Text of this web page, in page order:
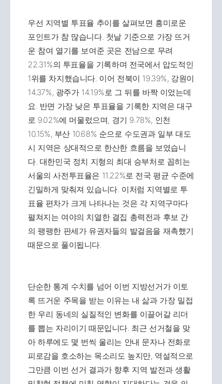
우선 지역별 투표율 추이를 살펴보면 흥미로운
포인트가 참 많습니다. 첫날 기준으로 가장 뜨거
운 참여 열기를 보여준 곳은 전남으로 무려
22.31%의 투표율을 기록하며 전국에서 압도적인
1위를 차지했습니다. 이어 전북이 19.39%, 강원이
14.37%, 광주가 14.19%로 그 뒤를 바짝 이었는데
요. 반면 가장 낮은 투표율을 기록한 지역은 대구
로 9.02%에 머물렀으며, 경기 9.78%, 인천
10.15%, 부산 10.68% 순으로 수도권과 일부 대도
시 지역은 상대적으로 한산한 흐름을 보였습니
다. 대한민국 정치 지형의 최대 승부처로 꼽히는
서울의 사전투표율은 11.22%로 전국 평균 수준에
긴밀하게 맞춰져 있습니다. 이처럼 지역별로 투
표율 편차가 크게 나타나는 것은 각 지역구마다
펼쳐지는 여야의 치열한 결집 총력전과 후보 간
의 팽팽한 판세가 유권자들의 발걸음을 재촉했기
때문으로 풀이됩니다.
단순한 통계 수치를 넘어 이번 지방선거가 이토
록 뜨거운 주목을 받는 이유는 내 삶과 가장 밀접
한 우리 동네의 실질적인 변화를 이끌어갈 리더
를 뽑는 자리이기 때문입니다. 최근 선거철을 맞
아 하루에도 몇 번씩 울리는 안내 문자나 전화로
피로감을 호소하는 목소리도 높지만, 역설적으로
그만큼 이번 선거 결과가 향후 지역 발전과 생활